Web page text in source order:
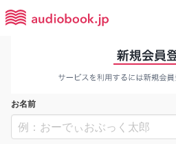
お名前